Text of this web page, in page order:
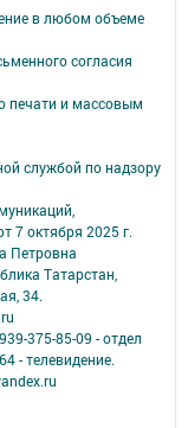
в любом объеме
согласия
печати и массовым
службой по надзору
7 октября 2025 г.
Петровна
Татарстан,
34.
375-85-09 - отдел
- телевидение.